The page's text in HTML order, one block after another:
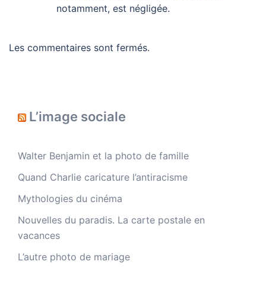
notamment, est négligée.
Les commentaires sont fermés.
L’image sociale
Walter Benjamin et la photo de famille
Quand Charlie caricature l’antiracisme
Mythologies du cinéma
Nouvelles du paradis. La carte postale en
vacances
L’autre photo de mariage